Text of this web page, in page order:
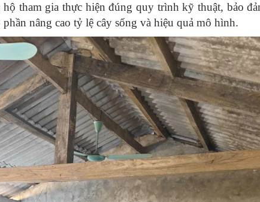
hộ tham gia thực hiện đúng quy trình kỹ thuật, bảo
nâng cao tỷ lệ cây sống và hiệu quả mô hình.